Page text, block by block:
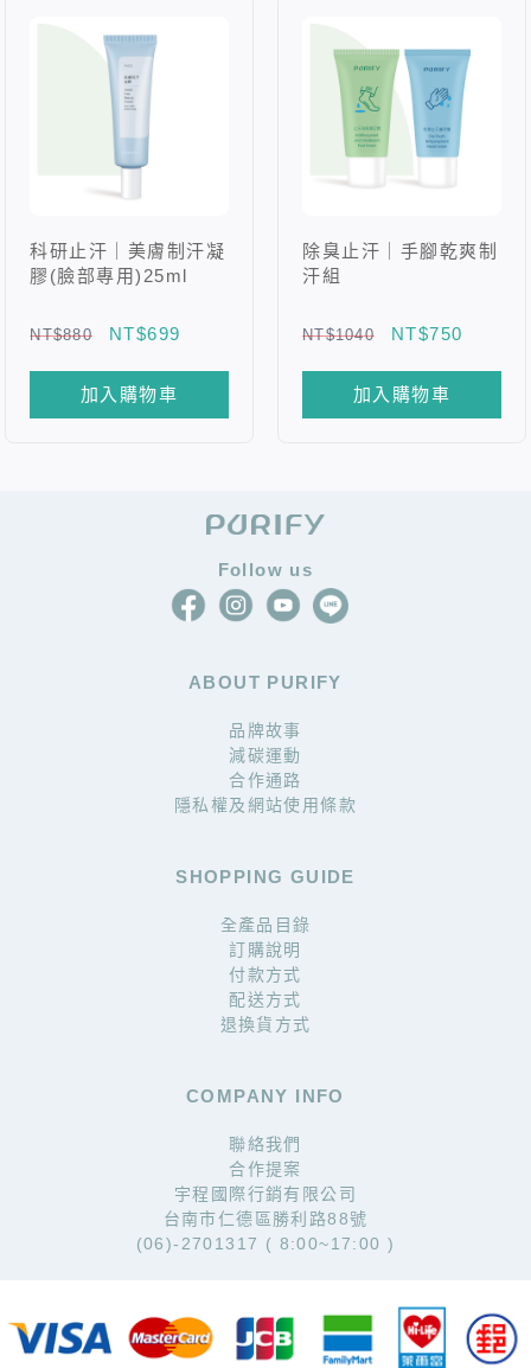
科研止汗｜美膚制汗凝
膠(臉部專用)25ml
NT$880 NT$699
加入購物車
除臭止汗｜手腳乾爽制
汗組
NT$1040 NT$750
加入購物車
Follow us
ABOUT PURIFY
品牌故事
減碳運動
合作通路
隱私權及網站使用條款
SHOPPING GUIDE
全產品目錄
訂購說明
付款方式
配送方式
退換貨方式
COMPANY INFO
聯絡我們
合作提案
宇程國際行銷有限公司
台南市仁德區勝利路88號
(06)-2701317 ( 8:00~17:00 )